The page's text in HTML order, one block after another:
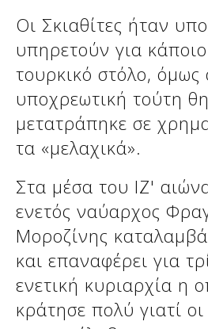
Οι Σκιαθίτες ήταν
υπηρετούν για
τουρκικό στόλο, όμως
υποχρεωτική τούτη
μετατράπηκε σε
τα «μελαχικά».
Στα μέσα του ΙΖ'
ενετός ναύαρχος
Μοροζίνης
και επαναφέρει για
ενετική κυριαρχία η
κράτησε πολύ γιατί